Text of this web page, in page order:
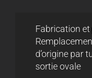
Fabrication
d’origine par
sortie ovale